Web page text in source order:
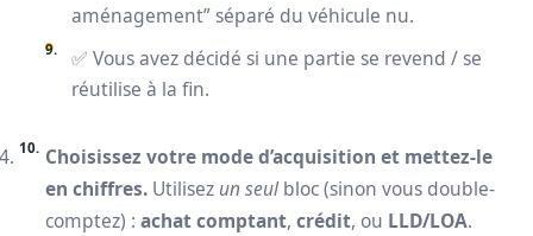
aménagement” séparé du véhicule nu.
✅ Vous avez décidé si une partie se revend / se
réutilise à la fin.
Choisissez votre mode d’acquisition et mettez-le
en chiffres. Utilisez un seulbloc (sinon vous double-
comptez) : achat comptant, crédit, ou LLD/LOA.